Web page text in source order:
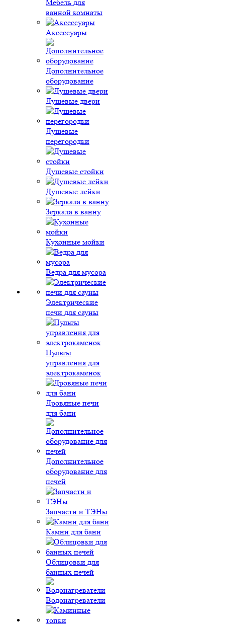
Мебель для
ванной комнаты
Аксессуары
Дополнительное
оборудование
Душевые двери
Душевые
перегородки
Душевые стойки
Душевые лейки
Зеркала в ванну
Кухонные мойки
Ведра для мусора
Электрические
печи для сауны
Пульты
управления для
электрокаменок
Дровяные печи
для бани
Дополнительное
оборудование для
печей
Запчасти и ТЭНы
Камни для бани
Облицовки для
банных печей
Водонагреватели